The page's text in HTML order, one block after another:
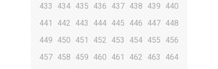
433
434 435 436 437 438 439
440
441
442 443 444 445 446 447 448
449
450 451 452 453 454 455
456
457 458 459 460 461 462 463
464